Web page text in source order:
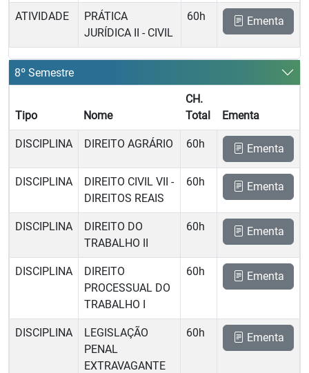
ATIVIDADE
PRÁTICA
JURÍDICA II - CIVIL
60h Ementa
8º Semestre
Tipo Nome
CH.
Total
Ementa
DISCIPLINA DIREITO AGRÁRIO 60h Ementa
DISCIPLINA
DIREITO CIVIL VII -
DIREITOS REAIS
60h Ementa
DISCIPLINA
DIREITO DO
TRABALHO II
60h Ementa
DISCIPLINA
DIREITO
PROCESSUAL DO
TRABALHO I
60h Ementa
DISCIPLINA
LEGISLAÇÃO
PENAL
EXTRAVAGANTE
60h Ementa